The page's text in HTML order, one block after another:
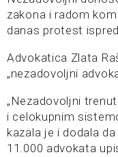
zakona i radom
danas protest
Advokatica Zlata
„nezadovoljni
„Nezadovoljni
i celokupnim
kazala je i dodala
11.000 advokata